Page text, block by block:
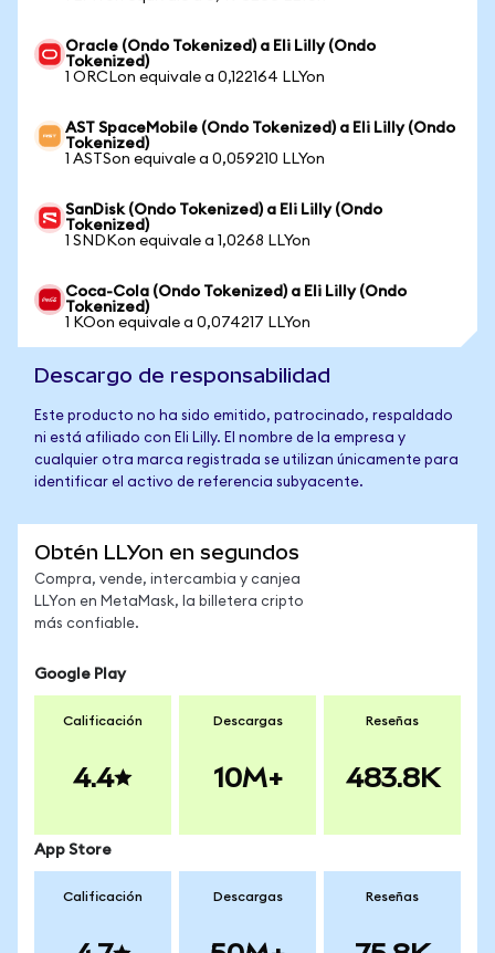
Oracle (Ondo Tokenized) a Eli Lilly (Ondo
Tokenized)
1 ORCLon equivale a 0,122164 LLYon
AST SpaceMobile (Ondo Tokenized) a Eli Lilly (Ondo
Tokenized)
1 ASTSon equivale a 0,059210 LLYon
SanDisk (Ondo Tokenized) a Eli Lilly (Ondo
Tokenized)
1 SNDKon equivale a 1,0268 LLYon
Coca-Cola (Ondo Tokenized) a Eli Lilly (Ondo
Tokenized)
1 KOon equivale a 0,074217 LLYon
Descargo de responsabilidad
Este producto no ha sido emitido, patrocinado, respaldado
ni está afiliado con Eli Lilly. El nombre de la empresa y
cualquier otra marca registrada se utilizan únicamente para
identificar el activo de referencia subyacente.
Obtén LLYon en segundos
Compra, vende, intercambia y canjea
LLYon en MetaMask, la billetera cripto
más confiable.
Google Play
Calificación
4.4
Descargas
10M+
Reseñas
483.8K
App Store
Calificación Descargas Reseñas